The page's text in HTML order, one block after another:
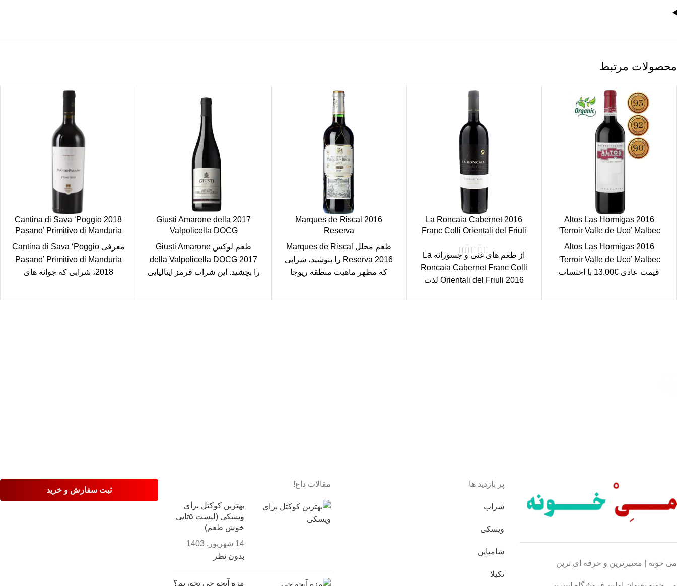
محصولات مرتبط
2016 Altos Las Hormigas
‘Terroir Valle de Uco’ Malbec
2016 Altos Las Hormigas
‘Terroir Valle de Uco’ Malbec
قیمت عادی €13.00 با احتساب
2016 La Roncaia Cabernet
Franc Colli Orientali del Friuli
از طعم های غنی و جسورانه La
Roncaia Cabernet Franc Colli
Orientali del Friuli 2016 لذت
2016 Marques de Riscal
Reserva
طعم مجلل Marques de Riscal
Reserva 2016 را بنوشید، شرابی
که مظهر ماهیت منطقه ریوجا
2017 Giusti Amarone della
Valpolicella DOCG
طعم لوکس Giusti Amarone
della Valpolicella DOCG 2017
را بچشید. این شراب قرمز ایتالیایی
2018 Cantina di Sava ‘Poggio
Pasano’ Primitivo di Manduria
معرفی Cantina di Sava ‘Poggio
Pasano’ Primitivo di Manduria
2018، شرابی که جوانه های
می خونه | معتبرترین و حرفه ای ترین
پر بازدید ها
شراب
ویسکی
شامپاین
تکیلا
مقالات داغ!
بهترین کوکتل برای
ویسکی (لیست ۵تایی
خوش طعم)
14 شهریور, 1403
بدون نظر
مزه آبجو چی بخوریم؟
ثبت سفارش و خرید